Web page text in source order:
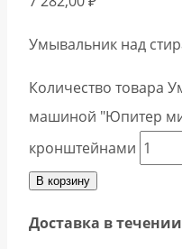
Умывальник над
Количество товара
машиной "Юпитер
кронштейнами
В корзину
Доставка в